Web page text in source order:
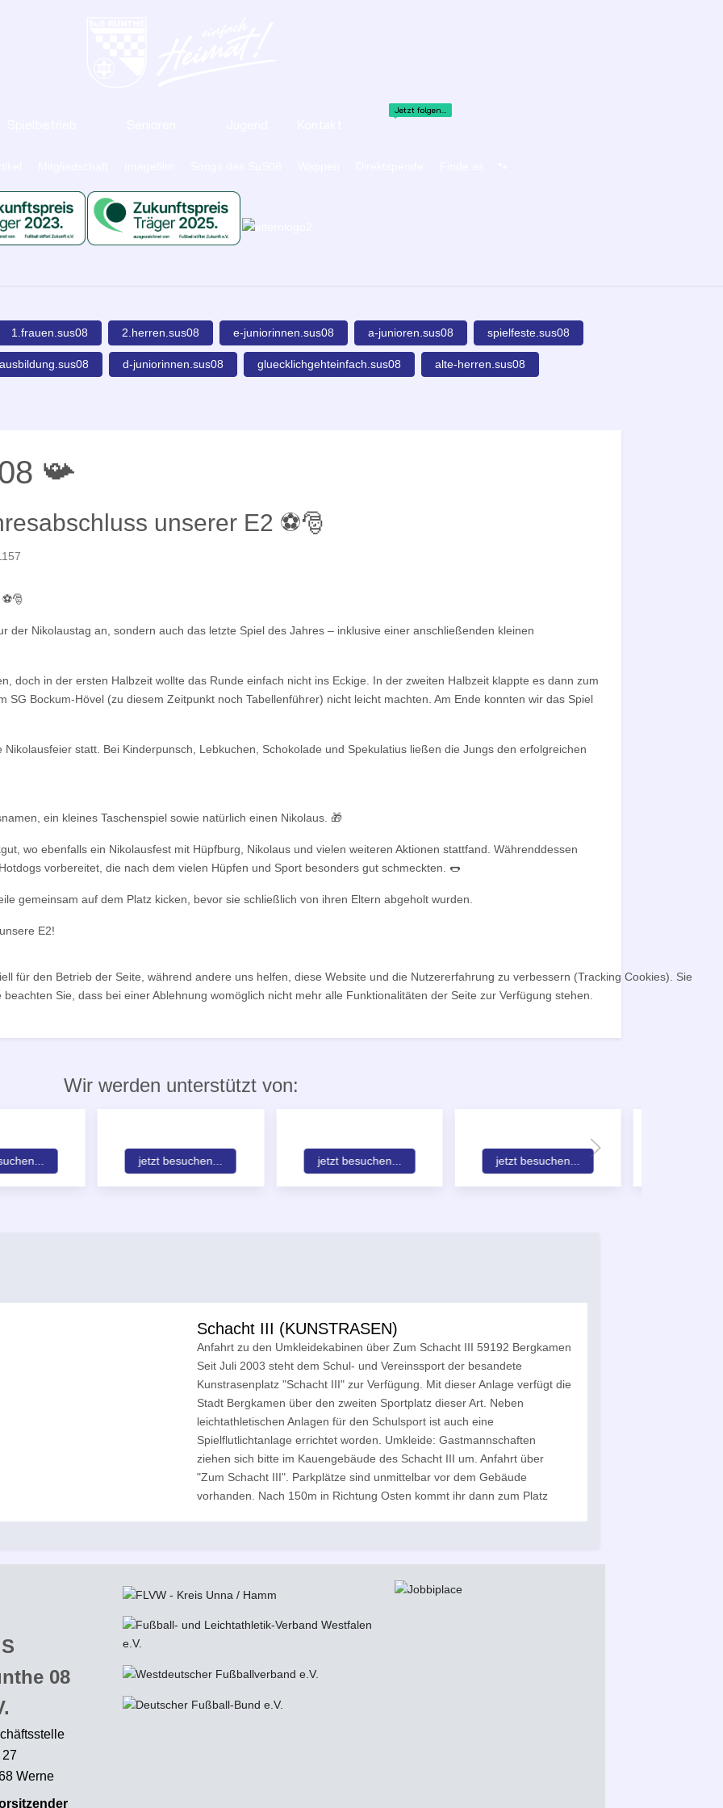
Jetzt folgen...
1.frauen.sus08 2.herren.sus08 e-juniorinnen.sus08 a-junioren.sus08 spielfeste.sus08
ausbildung.sus08 d-juniorinnen.sus08 gluecklichgehteinfach.sus08 alte-herren.sus08
📯
unserer E2 ⚽🎅
der Nikolaustag an, sondern auch das letzte Spiel des Jahres – inklusive einer anschließenden kleinen
doch in der ersten Halbzeit wollte das Runde einfach nicht ins Eckige. In der zweiten Halbzeit klappte es dann zum
SG Bockum-Hövel (zu diesem Zeitpunkt noch Tabellenführer) nicht leicht machten. Am Ende konnten wir das Spiel
statt. Bei Kinderpunsch, Lebkuchen, Schokolade und Spekulatius ließen die Jungs den erfolgreichen
ein kleines Taschenspiel sowie natürlich einen Nikolaus. 🎁
wo ebenfalls ein Nikolausfest mit Hüpfburg, Nikolaus und vielen weiteren Aktionen stattfand. Währenddessen
vorbereitet, die nach dem vielen Hüpfen und Sport besonders gut schmeckten. 🌭
gemeinsam auf dem Platz kicken, bevor sie schließlich von ihren Eltern abgeholt wurden.
E2!
Wir werden unterstützt von:
jetzt besuchen... jetzt besuchen... jetzt besuchen...
Schacht III (KUNSTRASEN)
Anfahrt zu den Umkleidekabinen über Zum Schacht III 59192 Bergkamen
Seit Juli 2003 steht dem Schul- und Vereinssport der besandete
Kunstrasenplatz "Schacht III" zur Verfügung. Mit dieser Anlage verfügt die
Stadt Bergkamen über den zweiten Sportplatz dieser Art. Neben
leichtathletischen Anlagen für den Schulsport ist auch eine
Spielflutlichtanlage errichtet worden. Umkleide: Gastmannschaften
ziehen sich bitte im Kauengebäude des Schacht III um. Anfahrt über
"Zum Schacht III". Parkplätze sind unmittelbar vor dem Gebäude
vorhanden. Nach 150m in Richtung Osten kommt ihr dann zum Platz
08
27
Werne
für den Betrieb der Seite, während andere uns helfen, diese Website und die Nutzererfahrung zu verbessern (Tracking Cookies). Sie
Sie, dass bei einer Ablehnung womöglich nicht mehr alle Funktionalitäten der Seite zur Verfügung stehen.